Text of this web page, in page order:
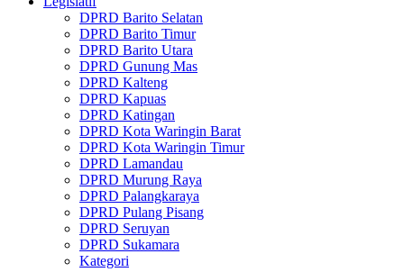
DPRD Barito Selatan
DPRD Barito Timur
DPRD Barito Utara
DPRD Gunung Mas
DPRD Kalteng
DPRD Kapuas
DPRD Katingan
DPRD Kota Waringin Barat
DPRD Kota Waringin Timur
DPRD Lamandau
DPRD Murung Raya
DPRD Palangkaraya
DPRD Pulang Pisang
DPRD Seruyan
DPRD Sukamara
Kategori